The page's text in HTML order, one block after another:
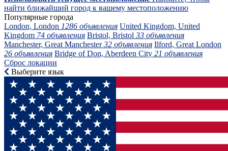
найти ближайший город к вашему местоположению
Популярные города
London, London 1286 объявления United Kingdom, United
Kingdom 74 объявления Bristol, Bristol 33 объявления
Manchester, Great Manchester32 объявления Ilford, Great London
26 объявления Bridge of Don, Aberdeen City 21 объявления
Сброс локации
Выберите язык